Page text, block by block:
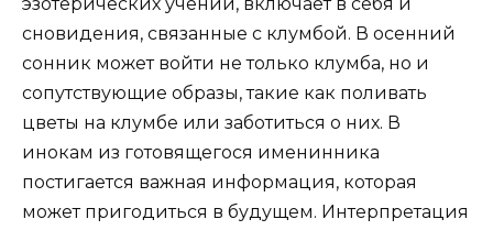
сновидения, связанные с клумбой. В осенний
сонник может войти не только клумба, но и
сопутствующие образы, такие как поливать
цветы на клумбе или заботиться о них. В
инокам из готовящегося именинника
постигается важная информация, которая
может пригодиться в будущем. Интерпретация